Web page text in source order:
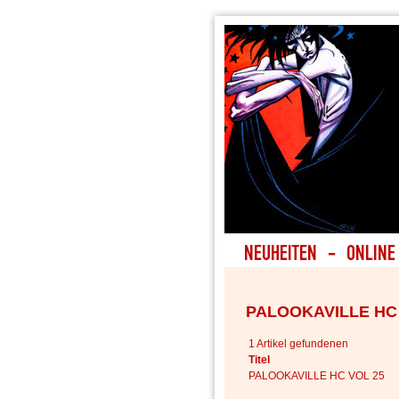
PALOOKAVILLE
1 Artikel gefundenen
Titel
PALOOKAVILLE HC VOL 25